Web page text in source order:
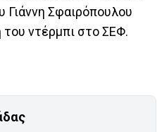
Γιάννη Σφαιρόπουλου
ντέρμπι στο ΣΕΦ.